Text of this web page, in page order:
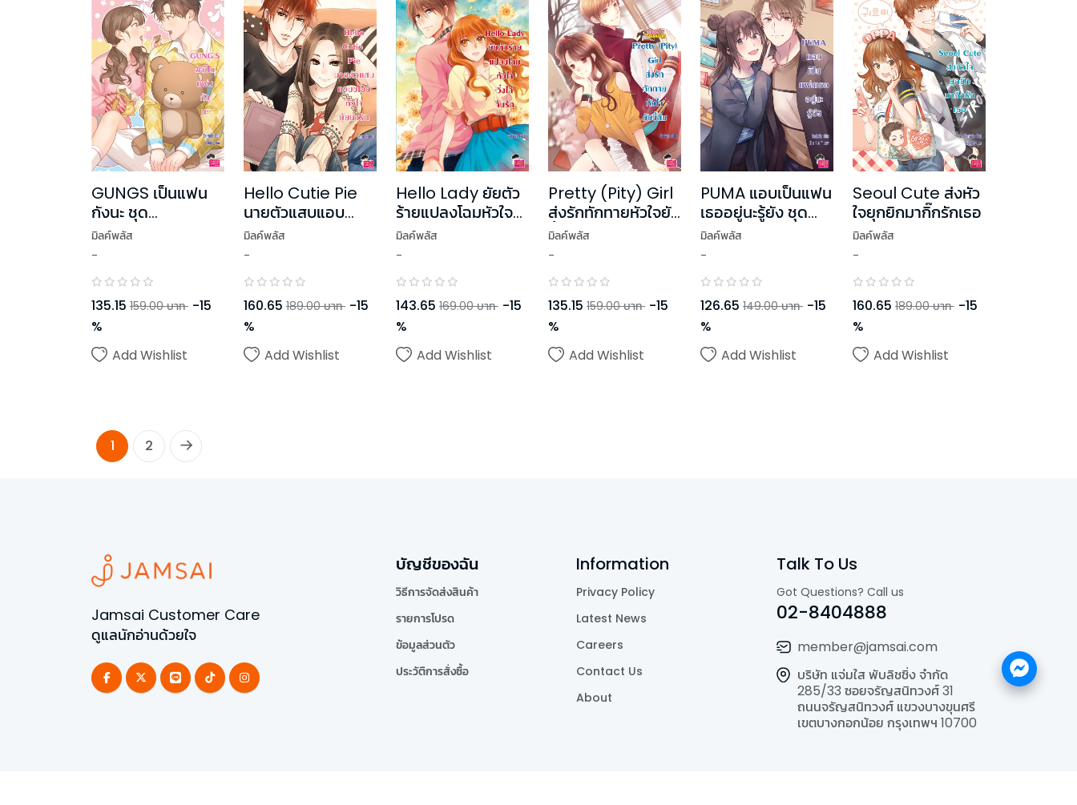
GUNGS เป็นแฟน
กังนะ ชุด
RealGuysFiction
มิลค์พลัส
-
135.15 159.00 บาท -15
%
Add Wishlist
Hello Cutie Pie
นายตัวแสบแอบ
ขโมยหัวใจยัยน่ารัก
มิลค์พลัส
-
160.65 189.00 บาท -15
%
Add Wishlist
Hello Lady ยัยตัว
ร้ายแปลงโฉมหัวใจ
วิ่งไล่จับรัก
มิลค์พลัส
-
143.65 169.00 บาท -15
%
Add Wishlist
Pretty (Pity) Girl
ส่งรักทักทายหัวใจยัย
ขี้ลืม
มิลค์พลัส
-
135.15 159.00 บาท -15
%
Add Wishlist
PUMA แอบเป็นแฟน
เธออยู่นะรู้ยัง ชุด
Head U, Luv You
มิลค์พลัส
-
126.65 149.00 บาท -15
%
Add Wishlist
Seoul Cute ส่งหัว
ใจยุกยิกมากิ๊กรักเธอ
มิลค์พลัส
-
160.65 189.00 บาท -15
%
Add Wishlist
1 2
Jamsai Customer Care
ดูแลนักอ่านด้วยใจ
บัญชีของฉัน
วิธีการจัดส่งสินค้า
รายการโปรด
ข้อมูลส่วนตัว
ประวัติการสั่งซื้อ
Information
Privacy Policy
Latest News
Careers
Contact Us
About
Talk To Us
Got Questions? Call us
02-8404888
member@jamsai.com
บริษัท แจ่มใส พับลิชชิ่ง จำกัด
285/33 ซอยจรัญสนิทวงศ์ 31
ถนนจรัญสนิทวงศ์ แขวงบางขุนศรี
เขตบางกอกน้อย กรุงเทพฯ 10700